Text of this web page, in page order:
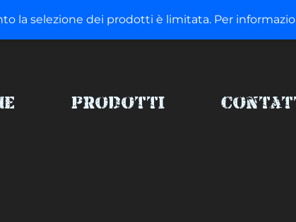
la selezione dei prodotti è limitata. Per
Prodotti